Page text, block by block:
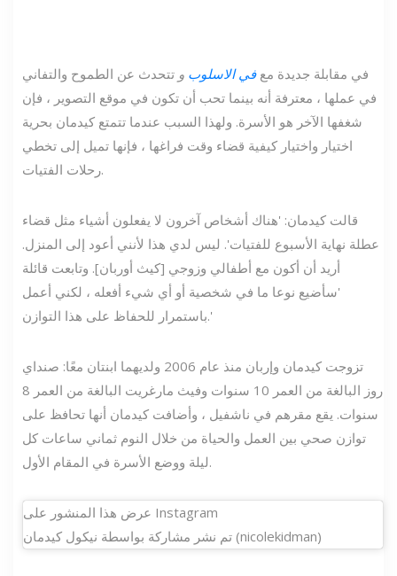
في مقابلة جديدة معفي الاسلوب و تتحدث عن الطموح والتفاني
في عملها ، معترفة أنه بينما تحب أن تكون في موقع التصوير ، فإن
شغفها الآخر هو الأسرة. ولهذا السبب عندما تتمتع كيدمان بحرية
اختيار واختيار كيفية قضاء وقت فراغها ، فإنها تميل إلى تخطي
رحلات الفتيات.
قالت كيدمان: 'هناك أشخاص آخرون لا يفعلون أشياء مثل قضاء
عطلة نهاية الأسبوع للفتيات'. ليس لدي هذا لأنني أعود إلى المنزل.
أريد أن أكون مع أطفالي وزوجي [كيث أوربان]. وتابعت قائلة
'سأضيع نوعا ما في شخصية أو أي شيء أفعله ، لكني أعمل
باستمرار للحفاظ على هذا التوازن.'
تزوجت كيدمان وإربان منذ عام 2006 ولديهما ابنتان معًا: صنداي
روز البالغة من العمر 10 سنوات وفيث مارغريت البالغة من العمر 8
سنوات. يقع مقرهم في ناشفيل ، وأضافت كيدمان أنها تحافظ على
توازن صحي بين العمل والحياة من خلال النوم ثماني ساعات كل
ليلة ووضع الأسرة في المقام الأول.
عرض هذا المنشور على Instagram
تم نشر مشاركة بواسطة نيكول كيدمان (nicolekidman)